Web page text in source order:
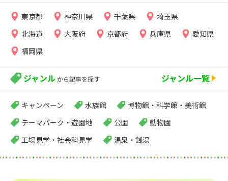
東京都 神奈川県 千葉県
埼玉県
北海道
大阪府 京都府 兵庫県
愛知県
福岡県
ジャンル から記事を探す ジャンル一覧
キャンペーン 水族館
博物館・科学館・美術館
テーマパーク・遊園地
公園
動物園
工場見学・社会科見学
温泉・銭湯